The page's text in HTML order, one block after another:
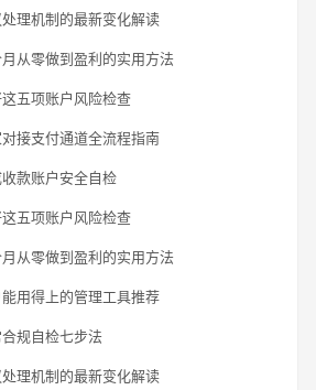
理机制的最新变化解读
从零做到盈利的实用方法
五项账户风险检查
接支付通道全流程指南
款账户安全自检
五项账户风险检查
从零做到盈利的实用方法
用得上的管理工具推荐
规自检七步法
理机制的最新变化解读